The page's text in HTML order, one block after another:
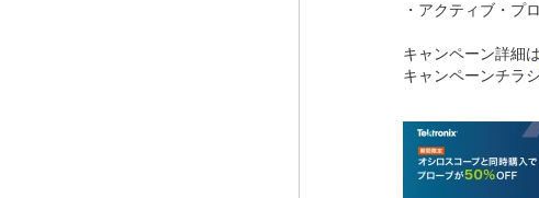
・アクティブ・プ
キャンペーン詳細は
キャンペーンチラ